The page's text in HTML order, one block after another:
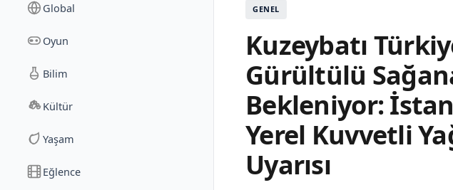
Global
Oyun
Bilim
Kültür
Yaşam
Eğlence
GENEL
Kuzeybatı
Gürültülü
Bekleniyor:
Yerel Kuvvetli
Uyarısı